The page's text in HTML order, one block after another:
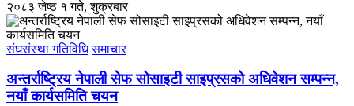
२०८३ जेष्ठ १ गते, शुक्रबार
संघसंस्था गतिविधि समाचार
अन्तर्राष्ट्रिय नेपाली सेफ सोसाइटी साइप्रसको अधिवेशन सम्पन्न,
नयाँ कार्यसमिति चयन